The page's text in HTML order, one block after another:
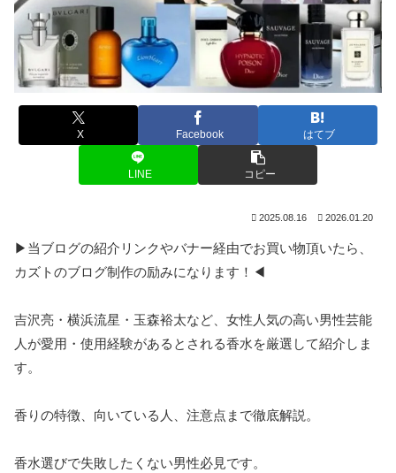
X Facebook はてブ
LINE コピー
2025.08.16 2026.01.20
▶当ブログの紹介リンクやバナー経由でお買い物頂いたら、
カズトのブログ制作の励みになります！◀
吉沢亮・横浜流星・玉森裕太など、女性人気の高い男性芸能
人が愛用・使用経験があるとされる香水を厳選して紹介しま
す。
香りの特徴、向いている人、注意点まで徹底解説。
香水選びで失敗したくない男性必見です。